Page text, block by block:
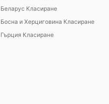
Беларус Класиране
Босна и Херциговина Класиране
Гърция Класиране